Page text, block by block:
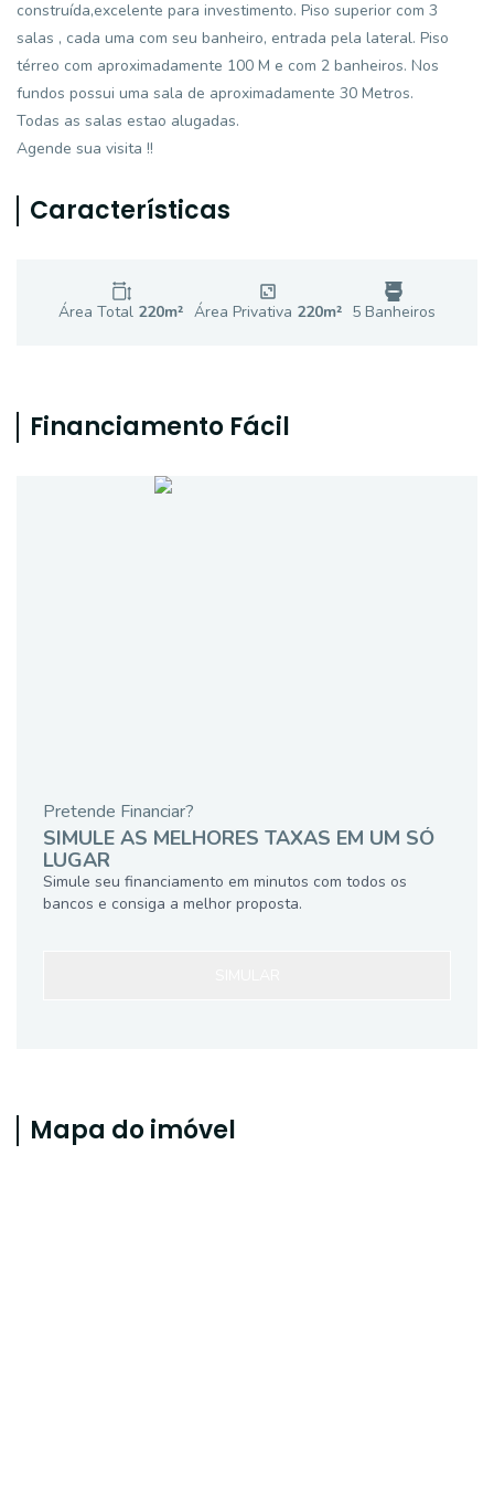
construída,excelente para investimento. Piso superior com 3
salas , cada uma com seu banheiro, entrada pela lateral. Piso
térreo com aproximadamente 100 M e com 2 banheiros. Nos
fundos possui uma sala de aproximadamente 30 Metros.
Todas as salas estao alugadas.
Agende sua visita !!
Características
Área Total 220m² Área Privativa 220m² 5Banheiros
Financiamento Fácil
Pretende Financiar?
SIMULE AS MELHORES TAXAS EM UM SÓ
LUGAR
Simule seu financiamento em minutos com todos os
bancos e consiga a melhor proposta.
Mapa do imóvel